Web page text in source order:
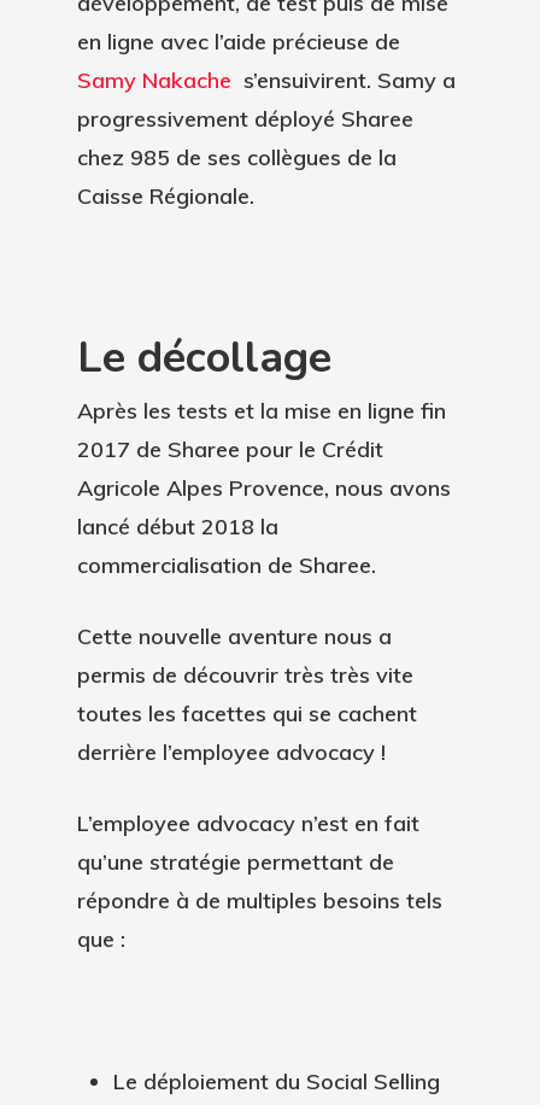
en ligne avec l’aide précieuse de
Samy Nakache s’ensuivirent. Samy a
progressivement déployé Sharee
chez 985 de ses collègues de la
Caisse Régionale.
Le décollage
Après les tests et la mise en ligne fin
2017 de Sharee pour le Crédit
Agricole Alpes Provence, nous avons
lancé début 2018 la
commercialisation de Sharee.
Cette nouvelle aventure nous a
permis de découvrir très très vite
toutes les facettes qui se cachent
derrière l’employee advocacy !
L’employee advocacy n’est en fait
qu’une stratégie permettant de
répondre à de multiples besoins tels
que :
Le déploiement du Social Selling